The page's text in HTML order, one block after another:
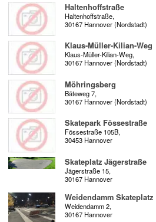
Haltenhoffstraße
Haltenhoffstraße,
30167 Hannover (Nordstadt)
Klaus-Müller-Kilian-Weg
Klaus-Müller-Kilian-Weg,
30167 Hannover (Nordstadt)
Möhringsberg
Bäteweg 7,
30167 Hannover (Nordstadt)
Skatepark Fössestraße
Fössestraße 105B,
30453 Hannover
Skateplatz Jägerstraße
Jägerstraße 15,
30167 Hannover
Weidendamm Skateplatz
Weidendamm 2,
30167 Hannover